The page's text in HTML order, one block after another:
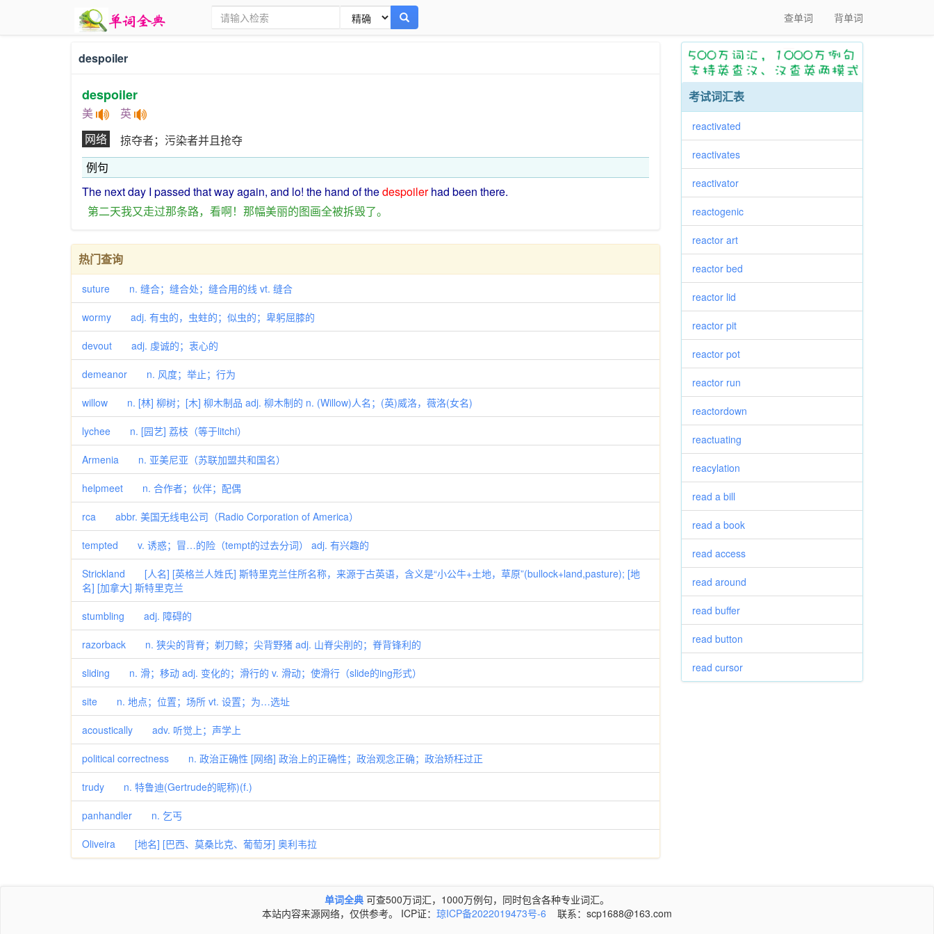
查单词 背单词
despoiler
despoiler
美 英
网络
掠夺者；污染者并且抢夺
例句
The nextday I passed thatwayagain, and lo! the hand ofthedespoilerhad been there.
第二天我又走过那条路， 看啊！ 那幅美丽的图画全被拆毁了。
热门查询
suture n. 缝合；缝合处；缝合用的线 vt. 缝合
wormy adj. 有虫的，虫蛀的；似虫的；卑躬屈膝的
devout adj. 虔诚的；衷心的
demeanor n. 风度；举止；行为
willow n. [林] 柳树；[木] 柳木制品 adj. 柳木制的 n. (Willow)人名；(英)威洛，薇洛(女名)
lychee n. [园艺] 荔枝（等于litchi）
Armenia n. 亚美尼亚（苏联加盟共和国名）
helpmeet n. 合作者；伙伴；配偶
rca abbr. 美国无线电公司（Radio Corporation of America）
tempted v. 诱惑；冒…的险（tempt的过去分词） adj. 有兴趣的
Strickland [人名] [英格兰人姓氏] 斯特里克兰住所名称，来源于古英语，含义是“小公牛+土地，草原”(bullock+land,pasture); [地
名] [加拿大] 斯特里克兰
stumbling adj. 障碍的
razorback n. 狭尖的背脊；剃刀鲸；尖背野猪 adj. 山脊尖削的；脊背锋利的
sliding n. 滑；移动 adj. 变化的；滑行的 v. 滑动；使滑行（slide的ing形式）
site n. 地点；位置；场所 vt. 设置；为…选址
acoustically adv. 听觉上；声学上
political correctness n. 政治正确性 [网络] 政治上的正确性；政治观念正确；政治矫枉过正
trudy n. 特鲁迪(Gertrude的昵称)(f.)
panhandler n. 乞丐
Oliveira [地名] [巴西、莫桑比克、葡萄牙] 奥利韦拉
考试词汇表
reactivated
reactivates
reactivator
reactogenic
reactor art
reactor bed
reactor lid
reactor pit
reactor pot
reactor run
reactordown
reactuating
reacylation
read a bill
read a book
read access
read around
read buffer
read button
read cursor
单词全典 可查500万词汇，1000万例句，同时包含各种专业词汇。
本站内容来源网络，仅供参考。 ICP证： 琼ICP备2022019473号-6 联系：scp1688@163.com